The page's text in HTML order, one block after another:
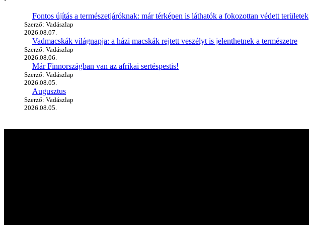
Fontos újítás a természetjáróknak: már térképen is láthatók a fokozottan védett területek
Szerző: Vadászlap
2026.08.07.
Vadmacskák világnapja: a házi macskák rejtett veszélyt is jelenthetnek a természetre
Szerző: Vadászlap
2026.08.06.
Már Finnországban van az afrikai sertéspestis!
Szerző: Vadászlap
2026.08.05.
Augusztus
Szerző: Vadászlap
2026.08.05.